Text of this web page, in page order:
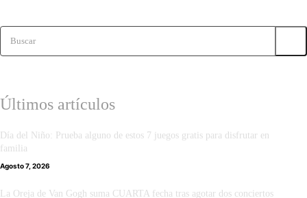
Buscar
Últimos artículos
Día del Niño: Prueba alguno de estos 7 juegos gratis para disfrutar en
familia
Agosto 7, 2026
La Oreja de Van Gogh suma CUARTA fecha tras agotar dos conciertos